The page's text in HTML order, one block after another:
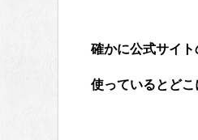
確かに公式サイト
使っているとどこ